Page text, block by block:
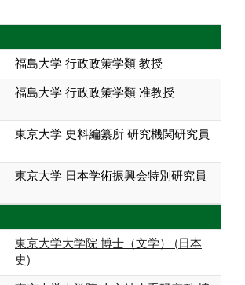
福島大学 行政政策学類 教授
福島大学 行政政策学類 准教授
東京大学 史料編纂所 研究機関研究員
東京大学 日本学術振興会特別研究員
東京大学大学院 博士（文学） (日本
史)